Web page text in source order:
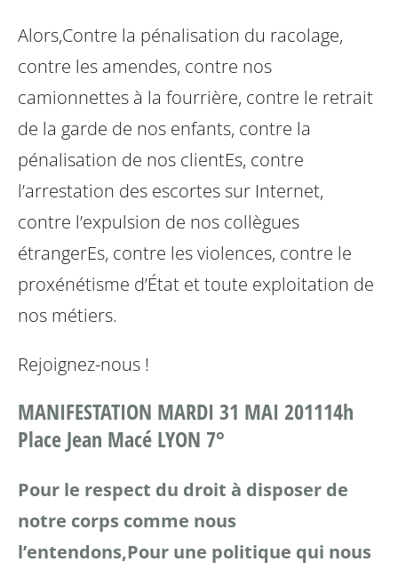
Alors,Contre la pénalisation du racolage,
contre les amendes, contre nos
camionnettes à la fourrière, contre le retrait
de la garde de nos enfants, contre la
pénalisation de nos clientEs, contre
l’arrestation des escortes sur Internet,
contre l’expulsion de nos collègues
étrangerEs, contre les violences, contre le
proxénétisme d’État et toute exploitation de
nos métiers.
Rejoignez-nous !
MANIFESTATION MARDI 31 MAI 201114h
Place Jean Macé LYON 7°
Pour le respect du droit à disposer de
notre corps comme nous
l’entendons,Pour une politique qui nous